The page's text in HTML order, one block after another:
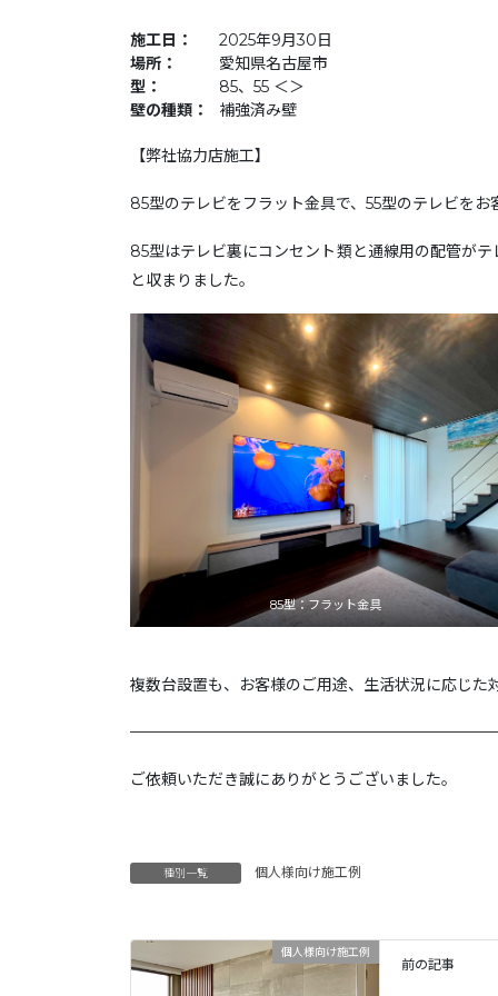
施工日：
2025年9月30日
場所：
愛知県名古屋市
型：
85、55 ＜＞
壁の種類：
補強済み壁
【弊社協力店施工】
85型のテレビをフラット金具で、55型のテレビを
85型はテレビ裏にコンセント類と通線用の配管が
と収まりました。
85型：フラット金具
複数台設置も、お客様のご用途、生活状況に応じ
ご依頼いただき誠にありがとうございました。
種別一覧 個人様向け施工例
個人様向け施工例
前の記事